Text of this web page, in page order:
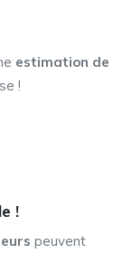
estimation de
!
!
peuvent